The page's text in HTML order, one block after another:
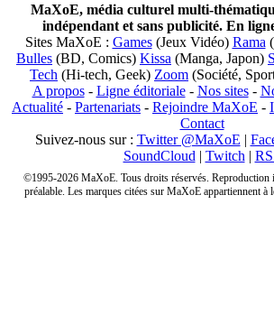
MaXoE, média culturel multi-
indépendant et sans publicité. En
Sites MaXoE : Games(Jeux Vidéo) Rama
Bulles (BD, Comics) Kissa (Manga, Japon)
Tech (Hi-tech, Geek) Zoom (Société,
A propos- Ligne éditoriale- Nos sites-
Actualité - Partenariats - Rejoindre MaXoE -
Contact
Suivez-nous sur : Twitter @MaXoE |
SoundCloud | Twitch |
©1995-2026 MaXoE. Tous droits réservés. Reproduction
préalable. Les marques citées sur MaXoE appartiennent à